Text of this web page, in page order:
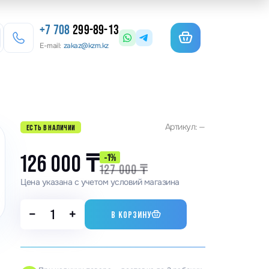
для гибки арматуры
станки
+7 708299-89-13
E-mail: zakaz@kzm.kz
ЕСТЬ В НАЛИЧИИ Артикул: —
126 000₸ -1%
127 000₸
Цена указана с учетом условий магазина
− + В КОРЗИНУ